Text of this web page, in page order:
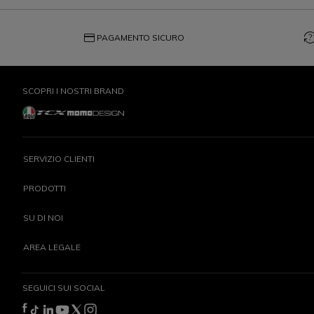
credit_card PAGAMENTO SICURO
SCOPRI I NOSTRI BRAND
SERVIZIO CLIENTI
PRODOTTI
SU DI NOI
AREA LEGALE
SEGUICI SUI SOCIAL